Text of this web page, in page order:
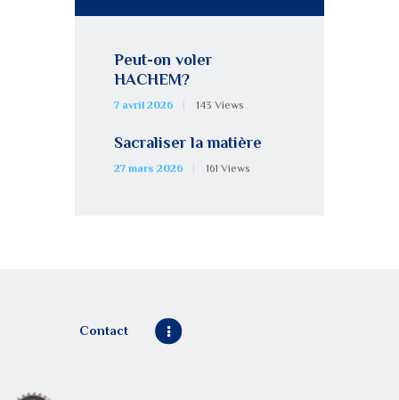
Peut-on voler
HACHEM?
7 avril 2026 143 Views
Sacraliser la matière
27 mars 2026 161 Views
Contact